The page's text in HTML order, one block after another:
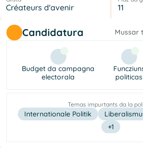
Créateurs d'avenir 11
Candidatura Mussar
Budget da campagna
electorala
politicas
Temas impurtants da la
Internationale Politik
+1